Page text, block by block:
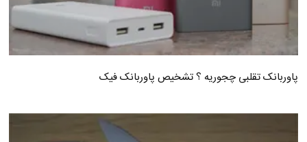
پاوربانک تقلبی چجوریه ؟ تشخیص پاوربانک فیک